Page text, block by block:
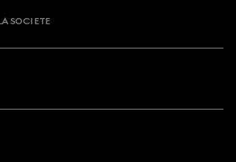
SOCIETE